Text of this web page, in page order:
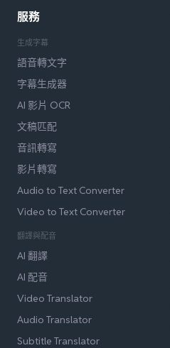
服務
生成字幕
語音轉文字
字幕生成器
AI 影片 OCR
文稿匹配
音訊轉寫
影片轉寫
Audio to Text Converter
Video to Text Converter
翻譯與配音
AI 翻譯
AI 配音
Video Translator
Audio Translator
Subtitle Translator